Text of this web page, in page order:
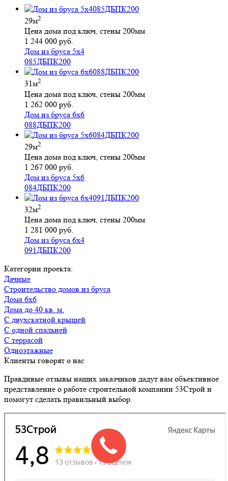
29м2
Цена дома под ключ, стены 200мм
1 244 000 руб.
Дом из бруса 5х4
085ДБПК200
31м2
Цена дома под ключ, стены 200мм
1 262 000 руб.
Дом из бруса 6х6
088ДБПК200
29м2
Цена дома под ключ, стены 200мм
1 267 000 руб.
Дом из бруса 5х6
084ДБПК200
32м2
Цена дома под ключ, стены 200мм
1 281 000 руб.
Дом из бруса 6х4
091ДБПК200
Категории проекта:
Дачные
Строительство домов из бруса
Дома 6х6
Дома до 40 кв. м.
с двухскатной крышей
с одной спальней
с террасой
Одноэтажные
Клиенты говорят о нас
Правдивые отзывы наших заказчиков дадут вам объективное
представление о работе строительной компании 53Строй и
помогут сделать правильный выбор.